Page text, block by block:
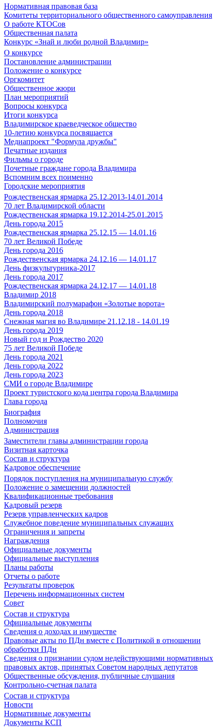
Нормативная правовая база
Комитеты территориального общественного самоуправления
О работе КТОСов
Общественная палата
Конкурс «Знай и люби родной Владимир»
О конкурсе
Постановление администрации
Положение о конкурсе
Оргкомитет
Общественное жюри
План мероприятий
Вопросы конкурса
Итоги конкурса
Владимирское краеведческое общество
10-летию конкурса посвящается
Медиапроект "Формула дружбы"
Печатные издания
Фильмы о городе
Почетные граждане города Владимира
Вспомним всех поименно
Городские мероприятия
Рождественская ярмарка 25.12.2013-14.01.2014
70 лет Владимирской области
Рождественская ярмарка 19.12.2014-25.01.2015
День города 2015
Рождественская ярмарка 25.12.15 — 14.01.16
70 лет Великой Победе
День города 2016
Рождественская ярмарка 24.12.16 — 14.01.17
День физкультурника-2017
День города 2017
Рождественская ярмарка 24.12.17 — 14.01.18
Владимир 2018
Владимирский полумарафон «Золотые ворота»
День города 2018
Снежная магия во Владимире 21.12.18 - 14.01.19
День города 2019
Новый год и Рождество 2020
75 лет Великой Победе
День города 2021
День города 2022
День города 2023
СМИ о городе Владимире
Проект туристского кода центра города Владимира
Глава города
Биография
Полномочия
Администрация
Заместители главы администрации города
Визитная карточка
Состав и структура
Кадровое обеспечение
Порядок поступления на муниципальную службу
Положение о замещении должностей
Квалификационные требования
Кадровый резерв
Резерв управленческих кадров
Служебное поведение муниципальных служащих
Ограничения и запреты
Награждения
Официальные документы
Официальные выступления
Планы работы
Отчеты о работе
Результаты проверок
Перечень информационных систем
Совет
Состав и структура
Официальные документы
Сведения о доходах и имуществе
Правовые акты по ПДн вместе с Политикой в отношении
обработки ПДн
Сведения о признании судом недействующими нормативных
правовых актов, принятых Советом народных депутатов
Общественные обсуждения, публичные слушания
Контрольно-счетная палата
Состав и структура
Новости
Нормативные документы
Документы КСП